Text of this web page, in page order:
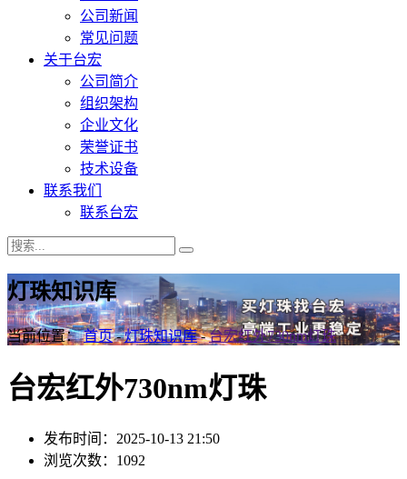
公司新闻
常见问题
关于台宏
公司简介
组织架构
企业文化
荣誉证书
技术设备
联系我们
联系台宏
灯珠知识库
当前位置：首页-灯珠知识库-台宏红外730nm灯珠
台宏红外730nm灯珠
发布时间：2025-10-13 21:50
浏览次数：1092